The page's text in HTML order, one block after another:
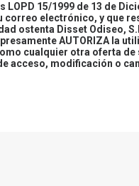
LOPD 15/1999 de 13 de
electrónico, y que
ostenta Disset Odiseo,
AUTORIZA la
cualquier otra oferta
acceso, modificación o